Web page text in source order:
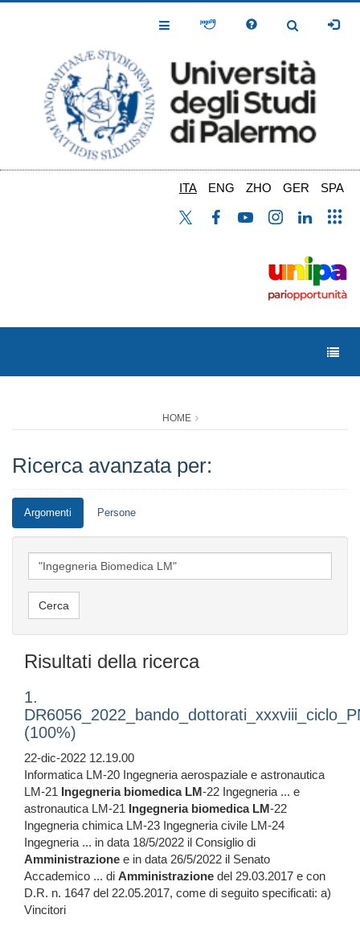
Toggle
Toggle
ITA ENG ZHO GER SPA
HOME
Ricerca avanzata per:
Argomenti Persone
Risultati della ricerca
1.
(100%)
22-dic-2022 12.19.00
Informatica LM-20 Ingegneria aerospaziale e astronautica
LM-21 Ingegneria biomedica LM-22 Ingegneria ... e
astronautica LM-21 Ingegneria biomedica LM-22
Ingegneria chimica LM-23 Ingegneria civile LM-24
Ingegneria ... in data 18/5/2022 il Consiglio di
Amministrazione e in data 26/5/2022 il Senato
Accademico ... di Amministrazione del 29.03.2017 e con
D.R. n. 1647 del 22.05.2017, come di seguito specificati: a)
Vincitori